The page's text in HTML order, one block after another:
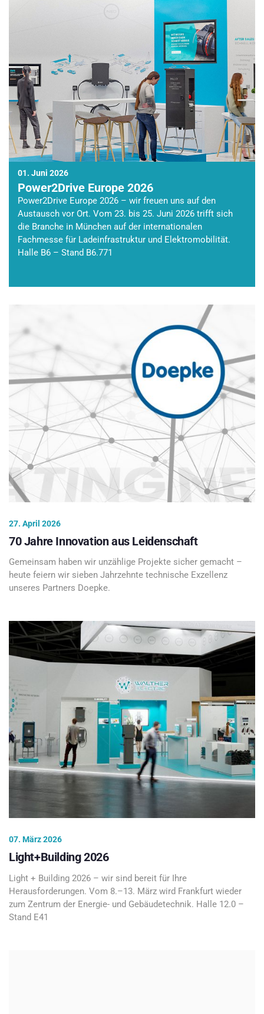
01. Juni 2026
Power2Drive Europe 2026
Power2Drive Europe 2026 – wir freuen uns auf den
Austausch vor Ort. Vom 23. bis 25. Juni 2026 trifft sich
die Branche in München auf der internationalen
Fachmesse für Ladeinfrastruktur und Elektromobilität.
Halle B6 – Stand B6.771
27. April 2026
70 Jahre Innovation aus Leidenschaft
Gemeinsam haben wir unzählige Projekte sicher gemacht –
heute feiern wir sieben Jahrzehnte technische Exzellenz
unseres Partners Doepke.
07. März 2026
Light+Building 2026
Light + Building 2026 – wir sind bereit für Ihre
Herausforderungen. Vom 8.–13. März wird Frankfurt wieder
zum Zentrum der Energie- und Gebäudetechnik. Halle 12.0 –
Stand E41